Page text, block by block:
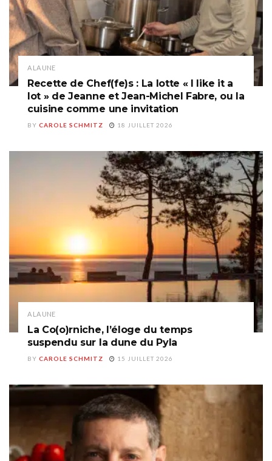
A LA UNE
Recette de Chef(fe)s : La lotte « I like it a
lot » de Jeanne et Jean-Michel Fabre, ou la
cuisine comme une invitation
BY CAROLE SCHMITZ 18 JUILLET 2026
A LA UNE
La Co(o)rniche, l’éloge du temps
suspendu sur la dune du Pyla
BY CAROLE SCHMITZ 15 JUILLET 2026